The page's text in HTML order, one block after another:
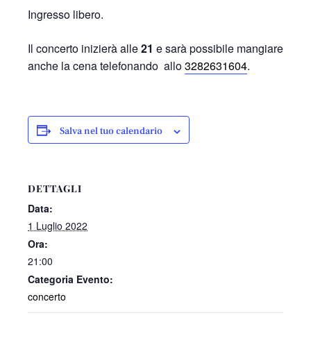
Ingresso libero.
Il concerto inizierà alle21 e sarà possibile mangiare
anche la cena telefonando allo3282631604.
Salva nel tuo calendario
DETTAGLI
Data:
1 Luglio 2022
Ora:
21:00
Categoria Evento:
concerto